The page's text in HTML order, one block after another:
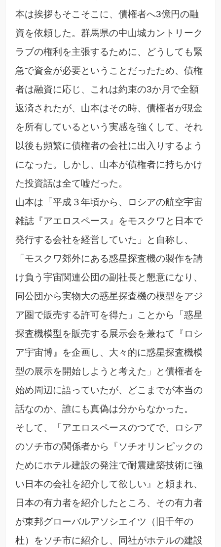
本は挨拶もそこそこに、債権者へ3億円の融
資を依頼した。群馬県の中山城カントリーク
ラブの権利を主張するために、どうしても緊
急で資金が必要ということだったため、債権
者は融資に応じ、これは約束の3か月で全額
返済されたが、山本はその時、債権者が現金
を所有しているという実感を強くして、それ
以後も頻繁に債権者の会社に出入りするよう
になった。しかし、山本が債権者に持ちかけ
た投資話は全て嘘だった。
山本は「平成３年頃から、ロシアの航空宇宙
雑誌『アエロスペース』をモスクワと日本で
発行する会社を経営していた」と自称し、
「モスクワ郊外にある惑星探査機の製作を請
け負う宇宙関連公団の副社長と懇意になり、
同公団から実物大の惑星探査機の模型をアジ
ア圏で販売する許可を得た」ことから「惑星
探査機模型を販売する展示会を兼ねて『ロシ
ア宇宙博』を企画し、大々的に惑星探査機模
型の展示を開始しようと考えた」と債権者を
始め周辺に語っていたが、どこまでが本当の
話なのか、誰にも真偽は分からなかった。
そして、「アエロスペースのつてで、ロシア
のソチ市の関係者から『ソチオリンピックの
ためにホテル建設の発注で耐震建築技術に強
い日本の会社を紹介して欲しい』と頼まれ、
日本の有力者を紹介したところ、その有力者
が東邦グローバルアソシエイツ（旧千年の
杜）をソチ市に紹介し、同社がホテルの建設